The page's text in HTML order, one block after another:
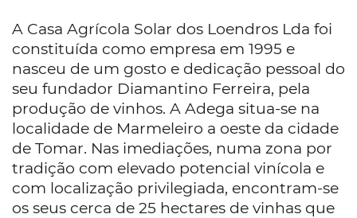
A Casa Agrícola Solar dos Loendros Lda foi
constituída como empresa em 1995 e
nasceu de um gosto e dedicação pessoal do
seu fundador Diamantino Ferreira, pela
produção de vinhos. A Adega situa-se na
localidade de Marmeleiro a oeste da cidade
de Tomar. Nas imediações, numa zona por
tradição com elevado potencial vinícola e
com localização privilegiada, encontram-se
os seus cerca de 25 hectares de vinhas que